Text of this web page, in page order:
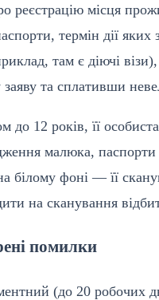
реєстрацію місця
термін дії
там є діючі
заяву та сплативши
12 років, її
малюка, паспорти
білому фоні — її
на сканування
помилки
(до 20 робочих